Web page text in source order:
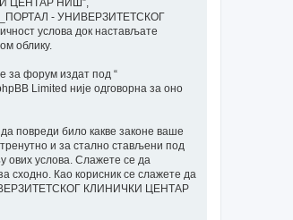
“E_ПОРТАЛ - УНИВЕРЗИТЕТСКОГ
услова док настављате
облику.
за форум издат под “
Limited није одговорна за оно
повреди било какве законе ваше
и за стално стављени под
ових услова. Слажете се да
Као корисник се слажете да
КЛИНИЧКИ ЦЕНТАР